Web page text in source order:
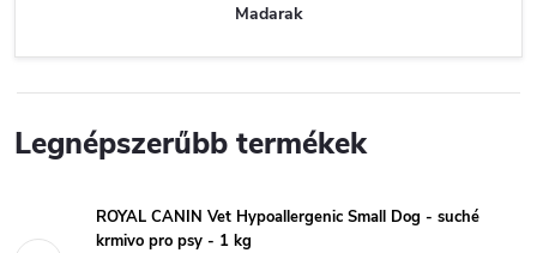
Madarak
Legnépszerűbb termékek
ROYAL CANIN Vet Hypoallergenic Small Dog - suché
krmivo pro psy - 1 kg